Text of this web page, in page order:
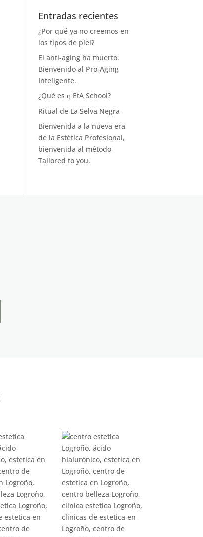
Entradas recientes
¿Por qué ya no creemos en
los tipos de piel?
El anti-aging ha muerto.
Bienvenido al Pro-Aging
Inteligente.
¿Qué es η EtA School?
Ritual de La Selva Negra
Bienvenida a la nueva era
de la Estética Profesional,
bienvenida al método
Tailored to you.